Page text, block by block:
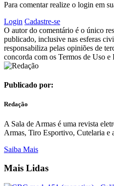
Para comentar realize o login em
Login Cadastre-se
O autor do comentário é o único
publicado, inclusive nas esferas
responsabiliza pelas opiniões de
concorda com os Termos de Uso e
Publicado por:
Redação
A Sala de Armas é uma revista
Armas, Tiro Esportivo, Cutelaria e
Saiba Mais
Mais Lidas